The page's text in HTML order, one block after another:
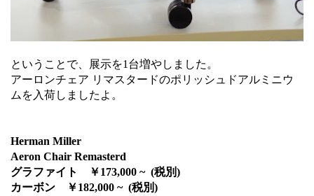
ということで、展示を1台増やしました。
アーロンチェア リマスタードのポリッシュドアルミニウ
ムを入荷しましたよ。
Herman Miller
Aeron Chair Remasterd
グラファイト ￥173,000 ~ (税別)
カーボン ￥182,000 ~ (税別)